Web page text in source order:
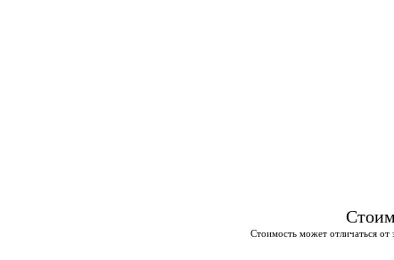
Стоимость может отличаться от